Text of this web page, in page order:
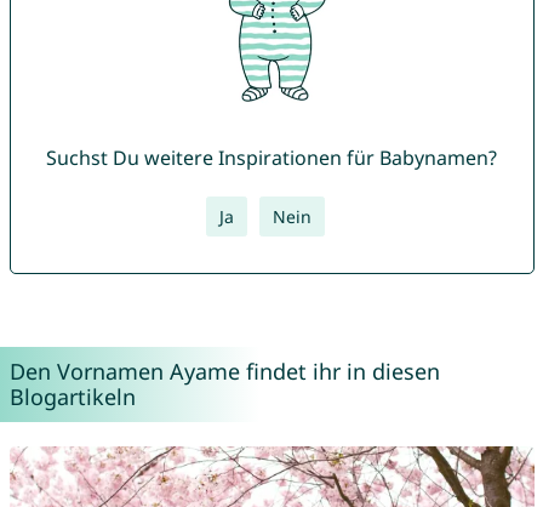
Suchst Du weitere Inspirationen für Babynamen?
Ja Nein
Den Vornamen Ayame findet ihr in diesen
Blogartikeln